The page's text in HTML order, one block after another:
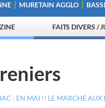
MURETAIN AGGLO
FAITS DIVERS /
: EN MAI !! LE MARCHÉ AUX